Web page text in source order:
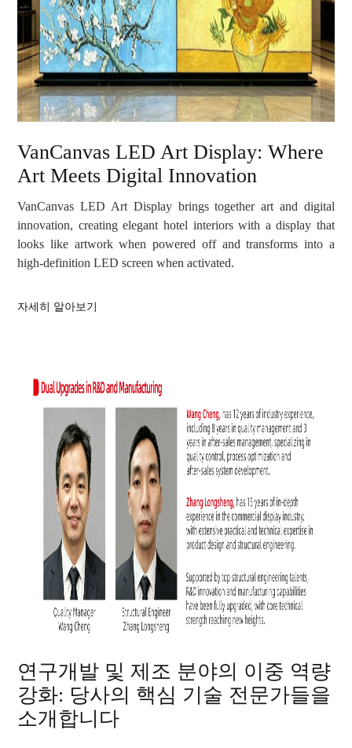
VanCanvas LED Art Display: Where
Art Meets Digital Innovation
VanCanvas LED Art Display brings together art and digital
innovation, creating elegant hotel interiors with a display that
looks like artwork when powered off and transforms into a
high-definition LED screen when activated.
자세히 알아보기
연구개발 및 제조 분야의 이중 역량
강화: 당사의 핵심 기술 전문가들을
소개합니다